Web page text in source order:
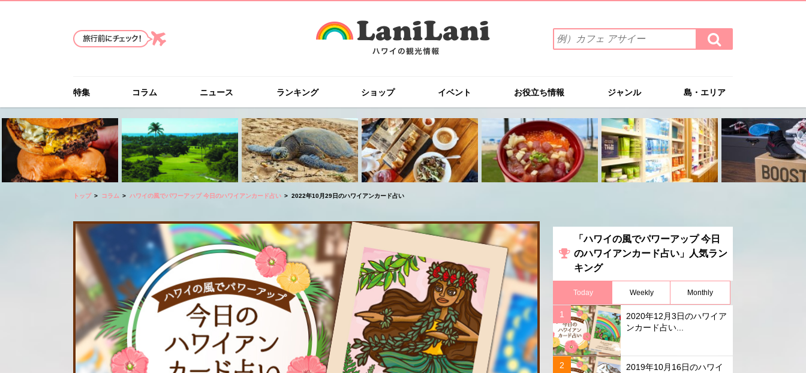
索
ワ
を
入
力
(例）
カ
フ
ェ
イ
検
索
す
特集 コラム ニュース ランキング ショップ イベント お役立ち情報 ジャンル 島・エリア
トップ コラム ハワイの風でパワーアップ 今日のハワイアンカード占い 2022年10月29日のハワイアンカード占い
「ハワイの風でパワーアップ 今日
のハワイアンカード占い」人気ラン
キング
Today Weekly Monthly
2020年12月3日のハワイア
ンカード占い...
2019年10月16日のハワイ